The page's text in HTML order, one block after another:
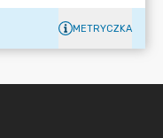
METRYCZKA